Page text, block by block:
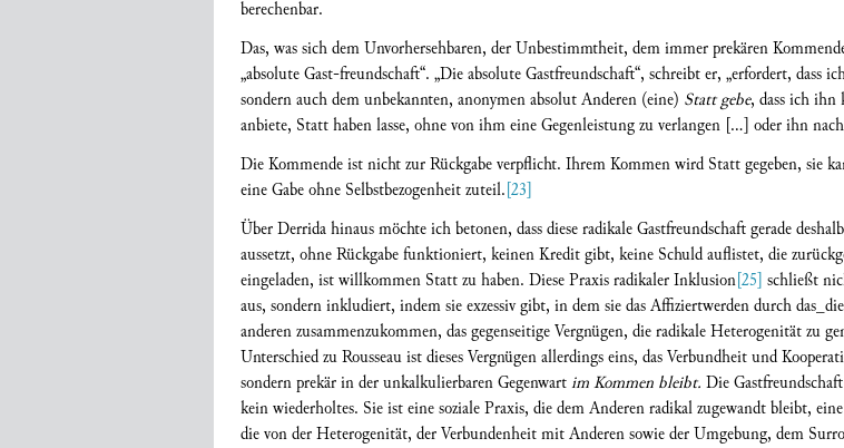
berechenbar.
Das, was sich dem Unvorhersehbaren, der Unbestimmtheit, dem immer prekären
„absolute Gast-freundschaft“. „Die absolute Gastfreundschaft“, schreibt er, „erfordert,
sondern auch dem unbekannten, anonymen absolut Anderen (eine) Statt gebe, dass ich
anbiete, Statt haben lasse, ohne von ihm eine Gegenleistung zu verlangen [...] oder ihn
Die Kommende ist nicht zur Rückgabe verpflicht. Ihrem Kommen wird Statt gegeben, sie
eine Gabe ohne Selbstbezogenheit zuteil.[23]
Über Derrida hinaus möchte ich betonen, dass diese radikale Gastfreundschaft gerade
aussetzt, ohne Rückgabe funktioniert, keinen Kredit gibt, keine Schuld auflistet, die
eingeladen, ist willkommen Statt zu haben. Diese Praxis radikaler Inklusion[25] schließt
aus, sondern inkludiert, indem sie exzessiv gibt, in dem sie das Affiziertwerden durch
anderen zusammenzukommen, das gegenseitige Vergnügen, die radikale Heterogenität zu
Unterschied zu Rousseau ist dieses Vergnügen allerdings eins, das Verbundheit und
sondern prekär in der unkalkulierbaren Gegenwartim Kommen bleibt. Die
kein wiederholtes. Sie ist eine soziale Praxis, die dem Anderen radikal zugewandt bleibt,
die von der Heterogenität, der Verbundenheit mit Anderen sowie der Umgebung, dem